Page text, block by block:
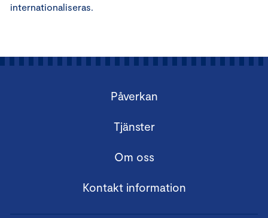
internationaliseras.
Påverkan
Tjänster
Om oss
Kontakt information